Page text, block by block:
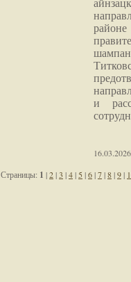
и
16.03.2026
Страницы: 1 |2|3 |4| 5 |6|7|8|9|